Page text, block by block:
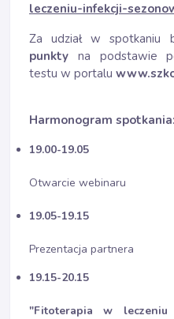
leczeniu-infekcji-
Za udział w spotkaniu
punkty na podstawie
testu w portalu
Harmonogram spotkania:
19.00-19.05
Otwarcie webinaru
19.05-19.15
Prezentacja partnera
19.15-20.15
"Fitoterapia w leczeniu